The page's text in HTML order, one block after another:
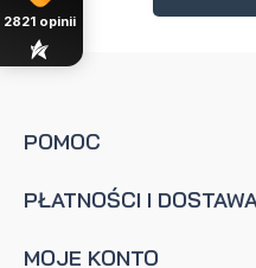
POMOC
PŁATNOŚCI I
MOJE KONTO
2821 opinii